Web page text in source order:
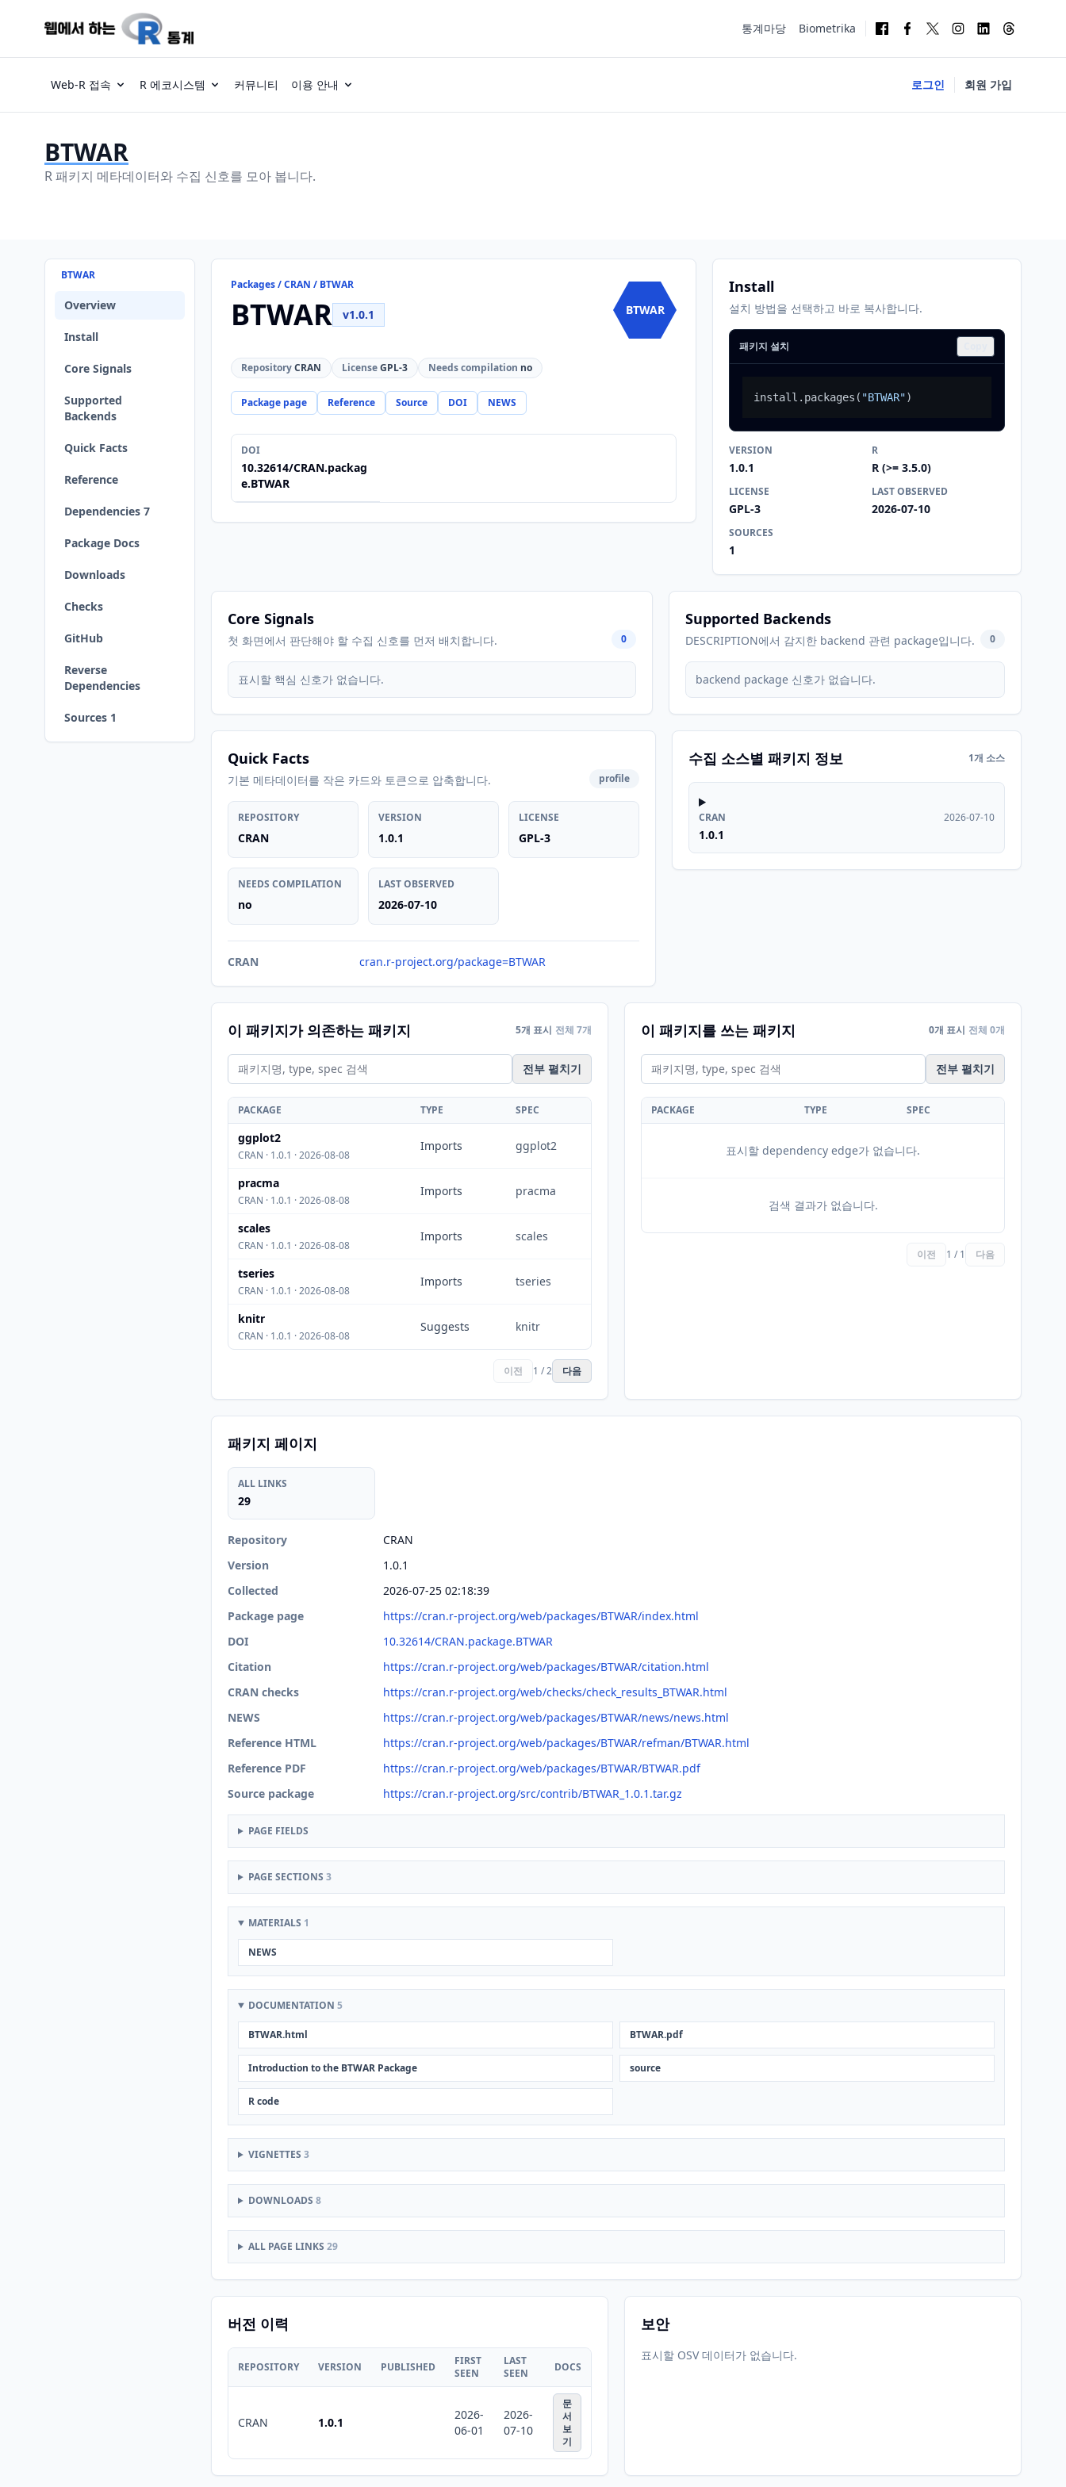
통계마당 Biometrika
Web-R 접속 R 에코시스템 커뮤니티 이용 안내 로그인 회원 가입
BTWAR
R 패키지 메타데이터와 수집 신호를 모아 봅니다.
BTWAR
Overview
Install
Core Signals
Supported
Backends
Quick Facts
Reference
Dependencies 7
Package Docs
Downloads
Checks
GitHub
Reverse
Dependencies
Sources 1
Packages / CRAN / BTWAR
BTWAR v1.0.1 BTWAR
RepositoryCRAN LicenseGPL-3 Needs compilation no
Package page Reference Source DOI NEWS
DOI
10.32614/CRAN.packag
e.BTWAR
Install
설치 방법을 선택하고 바로 복사합니다.
패키지 설치
install.packages ( "BTWAR")
VERSION
1.0.1
R
R (>= 3.5.0)
LICENSE
GPL-3
LAST OBSERVED
2026-07-10
SOURCES
1
Core Signals
첫 화면에서 판단해야 할 수집 신호를 먼저 배치합니다. 0
표시할 핵심 신호가 없습니다.
Supported Backends
DESCRIPTION에서 감지한 backend 관련 package입니다. 0
backend package 신호가 없습니다.
Quick Facts
기본 메타데이터를 작은 카드와 토큰으로 압축합니다. profile
REPOSITORY
CRAN
VERSION
1.0.1
LICENSE
GPL-3
NEEDS COMPILATION
no
LAST OBSERVED
2026-07-10
CRAN cran.r-project.org/package=BTWAR
수집 소스별 패키지 정보 1개 소스
CRAN
1.0.1
2026-07-10
이 패키지가 의존하는 패키지 5개 표시 전체 7개
전부 펼치기
PACKAGE TYPE SPEC
ggplot2
CRAN · 1.0.1 · 2026-08-08
Imports ggplot2
pracma
CRAN · 1.0.1 · 2026-08-08
Imports pracma
scales
CRAN · 1.0.1 · 2026-08-08
Imports scales
tseries
CRAN · 1.0.1 · 2026-08-08
Imports tseries
knitr
CRAN · 1.0.1 · 2026-08-08
Suggests knitr
이전 1 / 2 다음
이 패키지를 쓰는 패키지 0개 표시 전체 0개
전부 펼치기
PACKAGE TYPE SPEC
표시할 dependency edge가 없습니다.
검색 결과가 없습니다.
이전 1 / 1 다음
패키지 페이지
ALL LINKS
29
Repository
CRAN
Version
1.0.1
Collected
2026-07-25 02:18:39
Package page
https://cran.r-project.org/web/packages/BTWAR/index.html
DOI
10.32614/CRAN.package.BTWAR
Citation
https://cran.r-project.org/web/packages/BTWAR/citation.html
CRAN checks
https://cran.r-project.org/web/checks/check_results_BTWAR.html
NEWS
https://cran.r-project.org/web/packages/BTWAR/news/news.html
Reference HTML
https://cran.r-project.org/web/packages/BTWAR/refman/BTWAR.html
Reference PDF
https://cran.r-project.org/web/packages/BTWAR/BTWAR.pdf
Source package
https://cran.r-project.org/src/contrib/BTWAR_1.0.1.tar.gz
PAGE FIELDS
PAGE SECTIONS 3
MATERIALS 1
NEWS
DOCUMENTATION 5
BTWAR.html BTWAR.pdf
Introduction to the BTWAR Package source
R code
VIGNETTES 3
DOWNLOADS 8
ALL PAGE LINKS 29
버전 이력
REPOSITORY VERSION PUBLISHED
FIRST
SEEN
LAST
SEEN
DOCS
CRAN 1.0.1
2026-
06-01
2026-
07-10
문
서
보
기
보안
표시할 OSV 데이터가 없습니다.